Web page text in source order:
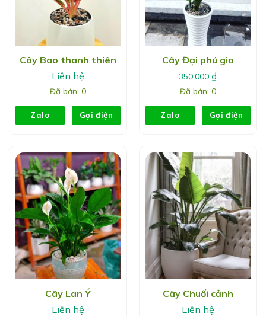
Cây Bao thanh thiên
Liên hệ
Đã bán: 0
Zalo Gọi điện
Cây Đại phú gia
350.000 ₫
Đã bán: 0
Zalo Gọi điện
Cây Lan Ý
Liên hệ
Cây Chuối cảnh
Liên hệ